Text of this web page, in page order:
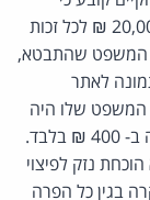
הפיצויים לא יפחתו מ- 10,000 ₪ ולא יעלו על 20,000 ₪ לכל זכות
המשפט שהתבטא,
של תמונה לאתר
לבית המשפט שלו היה
הצלם תובע את נזקו האמיתי, היה הפיצוי מתמצה ב- 400 ₪ בלבד.
נזק לפיצוי
בגין כל הפרה